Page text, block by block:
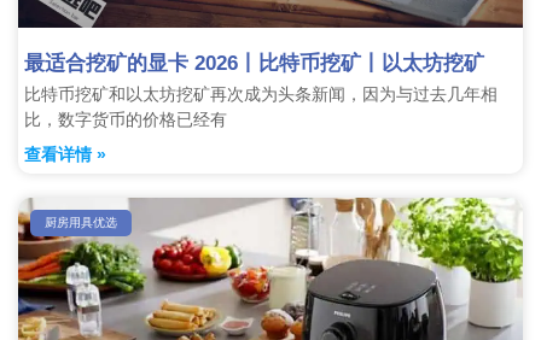
最适合挖矿的显卡 2026丨比特币挖矿丨以太坊挖矿
比特币挖矿和以太坊挖矿再次成为头条新闻，因为与过去几年相
比，数字货币的价格已经有
查看详情 »
厨房用具优选